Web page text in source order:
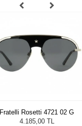
Fratelli Rosetti 4721 02 G
4.185,00 TL